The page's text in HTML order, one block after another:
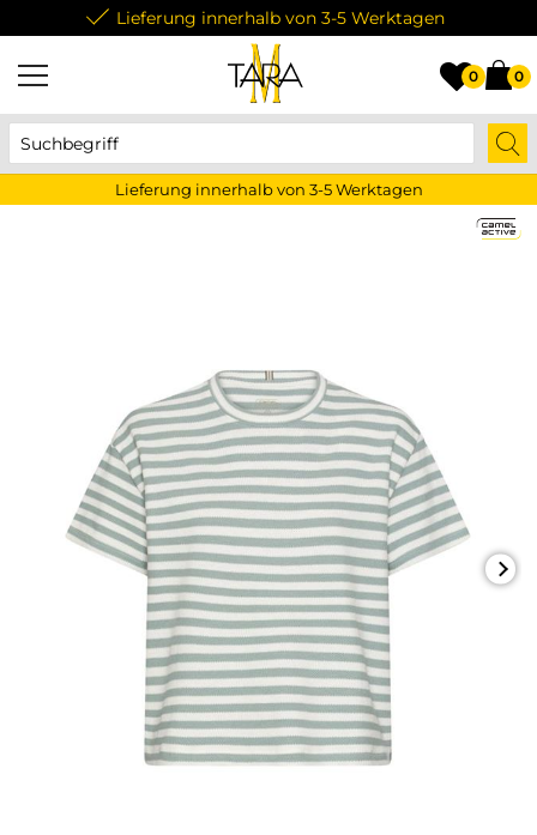
Lieferung innerhalb von 3-5 Werktagen
0 0
Lieferung innerhalb von 3-5 Werktagen